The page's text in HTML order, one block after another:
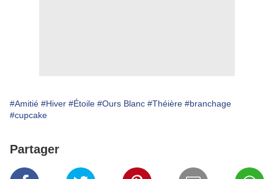
#Amitié #Hiver #Étoile #Ours Blanc #Théière #branchage
#cupcake
Partager